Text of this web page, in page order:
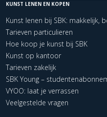
KUNST LENEN EN KOPEN
Kunst lenen bij SBK: makkelijk,
Tarieven particulieren
Hoe koop je kunst bij SBK
Kunst op kantoor
Tarieven zakelijk
SBK Young –
VYOO: laat je verrassen
Veelgestelde vragen